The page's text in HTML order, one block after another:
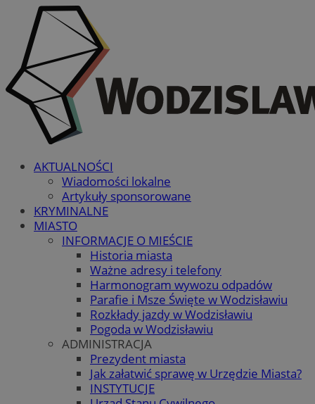
AKTUALNOŚCI
Wiadomości lokalne
Artykuły sponsorowane
KRYMINALNE
MIASTO
INFORMACJE O MIEŚCIE
Historia miasta
Ważne adresy i telefony
Harmonogram wywozu odpadów
Parafie i Msze Święte w Wodzisławiu
Rozkłady jazdy w Wodzisławiu
Pogoda w Wodzisławiu
ADMINISTRACJA
Prezydent miasta
Jak załatwić sprawę w Urzędzie Miasta?
INSTYTUCJE